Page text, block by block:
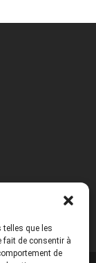
telles que les
fait de consentir à
de